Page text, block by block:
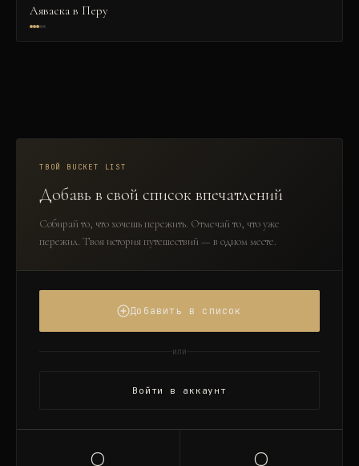
Аяваска в Перу
ТВОЙ BUCKET LIST
Добавь в свой список впечатлений
Собирай то, что хочешь пережить. Отмечай то, что уже
пережил. Твоя история путешествий — в одном месте.
Добавить в список
или
Войти в аккаунт
0 0